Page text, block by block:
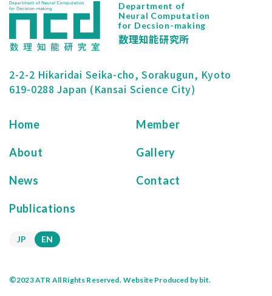
Department of
Neural Computation
for Decsion-making
数理知能研究所
2-2-2 Hikaridai Seika-cho, Sorakugun, Kyoto
619-0288 Japan (Kansai Science City)
Home
About
News
Publications
Member
Gallery
Contact
JP EN
©2023 ATR All Rights Reserved. Website Produced by bit.